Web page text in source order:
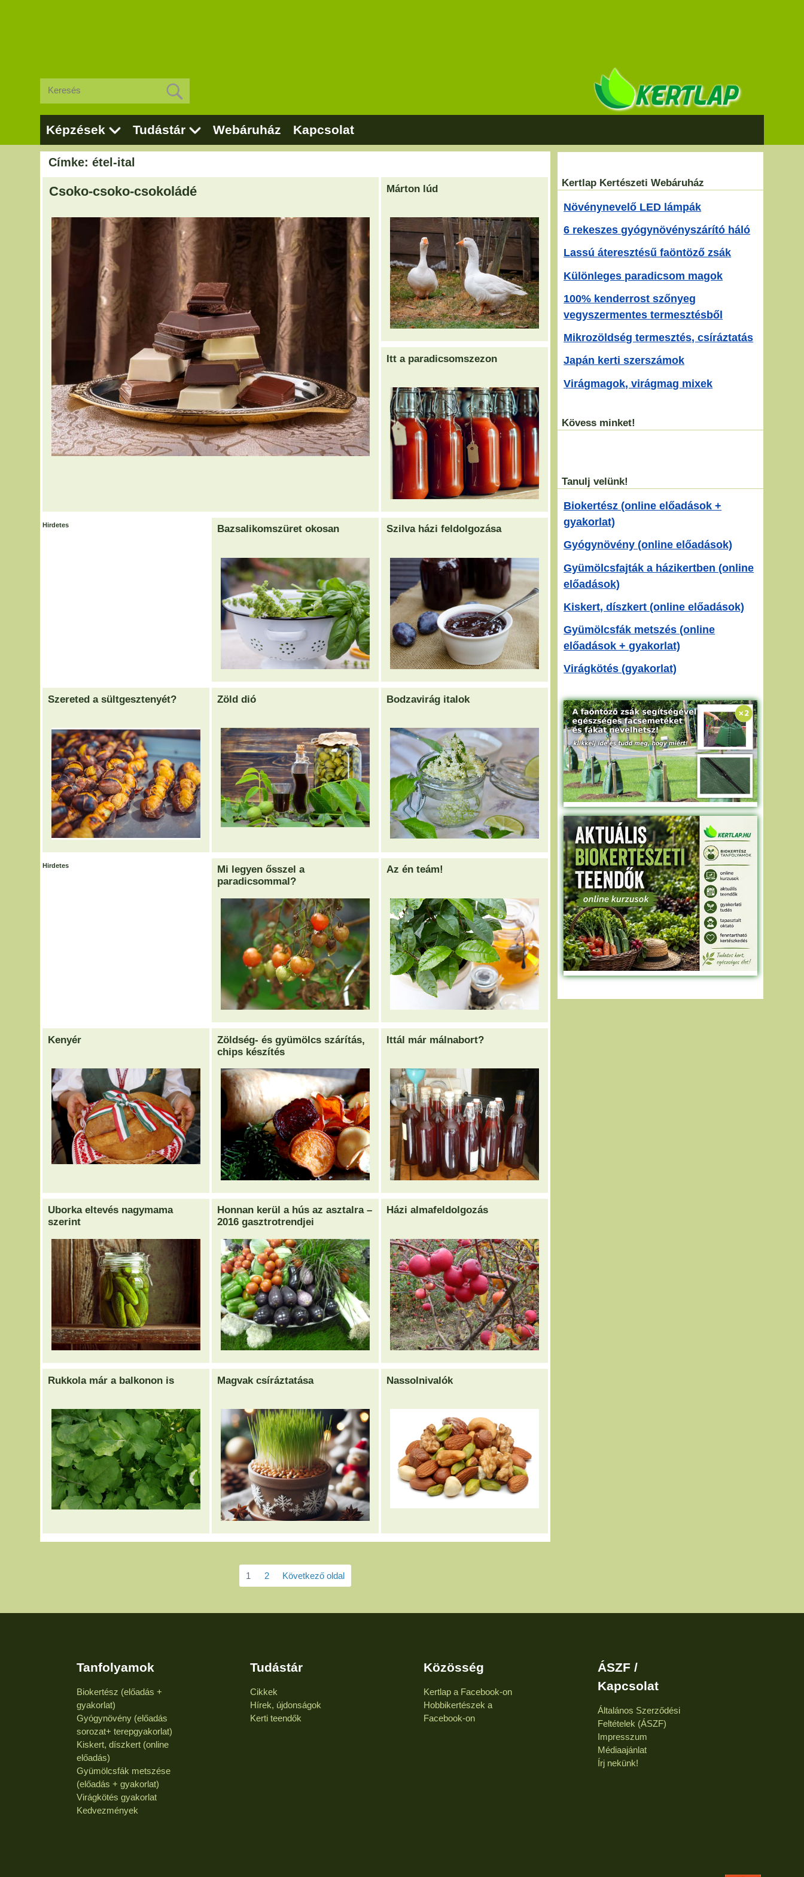
Képzések Tudástár Webáruház Kapcsolat
Címke: étel-ital
Csoko-csoko-csokoládé Márton lúd
Itt a paradicsomszezon
Hirdetes Bazsalikomszüret okosan Szilva házi feldolgozása
Szereted a sültgesztenyét? Zöld dió Bodzavirág italok
Hirdetes
Mi legyen ősszel a
paradicsommal?
Az én teám!
Kenyér
Zöldség- és gyümölcs szárítás,
chips készítés
Ittál már málnabort?
Uborka eltevés nagymama
szerint
Honnan kerül a hús az asztalra –
2016 gasztrotrendjei
Házi almafeldolgozás
Rukkola már a balkonon is Magvak csíráztatása Nassolnivalók
1 2 Következő oldal
Kertlap Kertészeti Webáruház
Növénynevelő LED lámpák
6 rekeszes gyógynövényszárító háló
Lassú áteresztésű faöntöző zsák
Különleges paradicsom magok
100% kenderrost szőnyeg
vegyszermentes termesztésből
Mikrozöldség termesztés, csíráztatás
Japán kerti szerszámok
Virágmagok, virágmag mixek
Kövess minket!
Tanulj velünk!
Biokertész (online előadások +
gyakorlat)
Gyógynövény (online előadások)
Gyümölcsfajták a házikertben (online
előadások)
Kiskert, díszkert (online előadások)
Gyümölcsfák metszés (online
előadások + gyakorlat)
Virágkötés (gyakorlat)
Tanfolyamok
Biokertész (előadás +
gyakorlat)
Gyógynövény (előadás
sorozat+ terepgyakorlat)
Kiskert, díszkert (online
előadás)
Gyümölcsfák metszése
(előadás + gyakorlat)
Virágkötés gyakorlat
Kedvezmények
Tudástár
Cikkek
Hírek, újdonságok
Kerti teendők
Közösség
Kertlap a Facebook-on
Hobbikertészek a
Facebook-on
ÁSZF /
Kapcsolat
Általános Szerződési
Feltételek (ÁSZF)
Impresszum
Médiaajánlat
Írj nekünk!